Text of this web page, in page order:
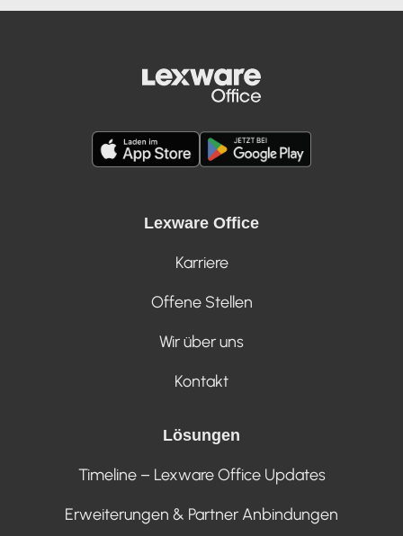
Lexware Office
Karriere
Offene Stellen
Wir über uns
Kontakt
Lösungen
Timeline – Lexware Office Updates
Erweiterungen & Partner Anbindungen